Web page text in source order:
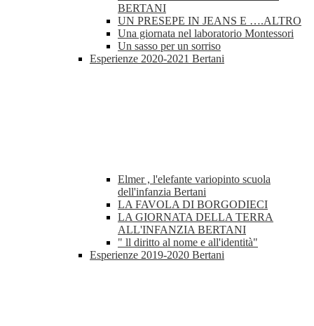
BERTANI
UN PRESEPE IN JEANS E ….ALTRO
Una giornata nel laboratorio Montessori
Un sasso per un sorriso
Esperienze 2020-2021 Bertani
Elmer , l'elefante variopinto scuola
dell'infanzia Bertani
LA FAVOLA DI BORGODIECI
LA GIORNATA DELLA TERRA
ALL'INFANZIA BERTANI
" ll diritto al nome e all'identità"
Esperienze 2019-2020 Bertani